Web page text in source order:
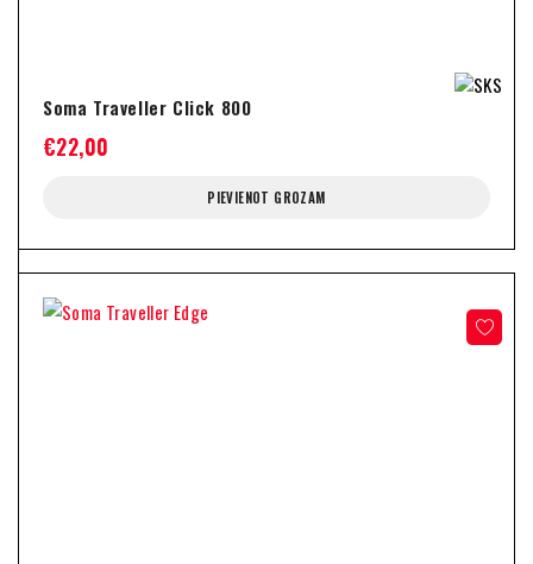
Soma Traveller Click 800
€22,00
PIEVIENOT GROZAM